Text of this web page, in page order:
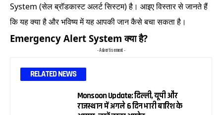
System (सेल ब्रॉडकास्ट अलर्ट सिस्टम) है। आइए विस्तार से जानते हैं
कि यह क्या है और भविष्य में यह आपकी जान कैसे बचा सकता है।
Emergency Alert System क्या है?
- Advertisement -
RELATED NEWS
Monsoon Update: दिल्ली, यूपी और
राजस्थान में अगले 6 दिन भारी बारिश के